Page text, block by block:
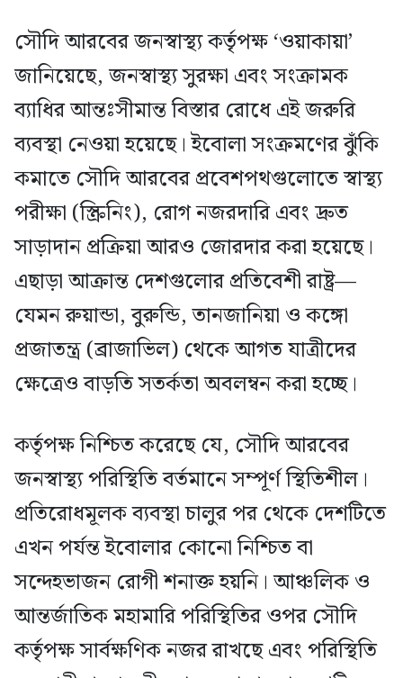
সৌদি আরবের জনস্বাস্থ্য কর্তৃপক্ষ ‘ওয়াকায়া’
জানিয়েছে, জনস্বাস্থ্য সুরক্ষা এবং সংক্রামক
ব্যাধির আন্তঃসীমান্ত বিস্তার রোধে এই জরুরি
ব্যবস্থা নেওয়া হয়েছে। ইবোলা সংক্রমণের ঝুঁকি
কমাতে সৌদি আরবের প্রবেশপথগুলোতে স্বাস্থ্য
পরীক্ষা (স্ক্রিনিং), রোগ নজরদারি এবং দ্রুত
সাড়াদান প্রক্রিয়া আরও জোরদার করা হয়েছে।
এছাড়া আক্রান্ত দেশগুলোর প্রতিবেশী রাষ্ট্র—
যেমন রুয়ান্ডা, বুরুন্ডি, তানজানিয়া ও কঙ্গো
প্রজাতন্ত্র (ব্রাজাভিল) থেকে আগত যাত্রীদের
ক্ষেত্রেও বাড়তি সতর্কতা অবলম্বন করা হচ্ছে।
কর্তৃপক্ষ নিশ্চিত করেছে যে, সৌদি আরবের
জনস্বাস্থ্য পরিস্থিতি বর্তমানে সম্পূর্ণ স্থিতিশীল।
প্রতিরোধমূলক ব্যবস্থা চালুর পর থেকে দেশটিতে
এখন পর্যন্ত ইবোলার কোনো নিশ্চিত বা
সন্দেহভাজন রোগী শনাক্ত হয়নি। আঞ্চলিক ও
আন্তর্জাতিক মহামারি পরিস্থিতির ওপর সৌদি
কর্তৃপক্ষ সার্বক্ষণিক নজর রাখছে এবং পরিস্থিতি